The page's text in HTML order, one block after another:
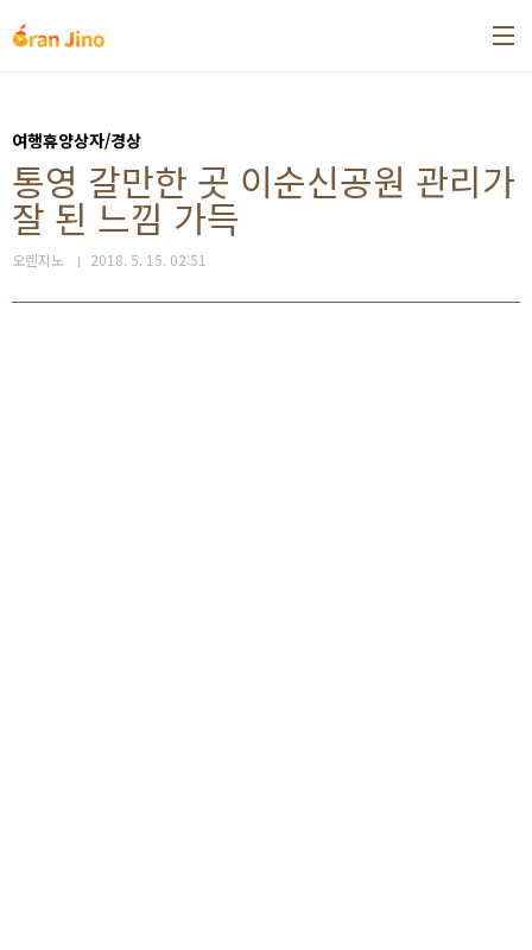
여행휴양상자/경상
통영 갈만한 곳 이순신공원 관리가
잘 된 느낌 가득
오렌지노 2018. 5. 15. 02:51